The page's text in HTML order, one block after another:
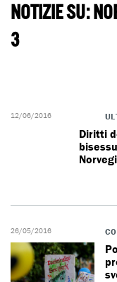
NOTIZIE SU:
3
12/06/2016
Diritti
26/05/2016